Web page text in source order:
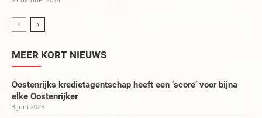
MEER KORT NIEUWS
Oostenrijks kredietagentschap heeft een ‘score’ voor bijna
elke Oostenrijker
3 juni 2025